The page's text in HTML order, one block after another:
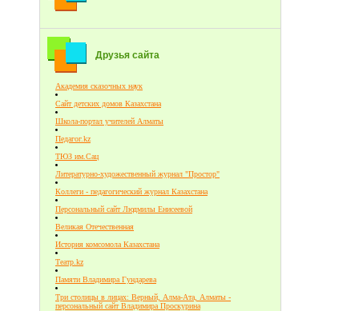
Друзья сайта
Академия сказочных наук
Сайт детских домов Казахстана
Школа-портал учителей Алматы
Педагог.kz
ТЮЗ им.Сац
Литературно-художественный журнал "Простор"
Коллеги - педагогический журнал Казахстана
Персональный сайт Людмилы Енисеевой
Великая Отечественная
История комсомола Казахстана
Театр.kz
Памяти Владимира Гундарева
Три столицы в лицах: Верный, Алма-Ата, Алматы -
персональный сайт Владимира Проскурина